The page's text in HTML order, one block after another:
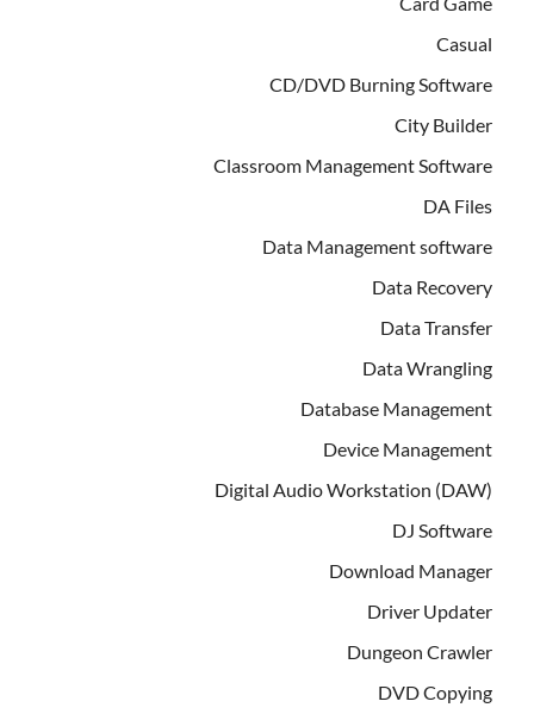
Casual
CD/DVD Burning Software
City Builder
Classroom Management Software
DA Files
Data Management software
Data Recovery
Data Transfer
Data Wrangling
Database Management
Device Management
Digital Audio Workstation (DAW)
DJ Software
Download Manager
Driver Updater
Dungeon Crawler
DVD Copying